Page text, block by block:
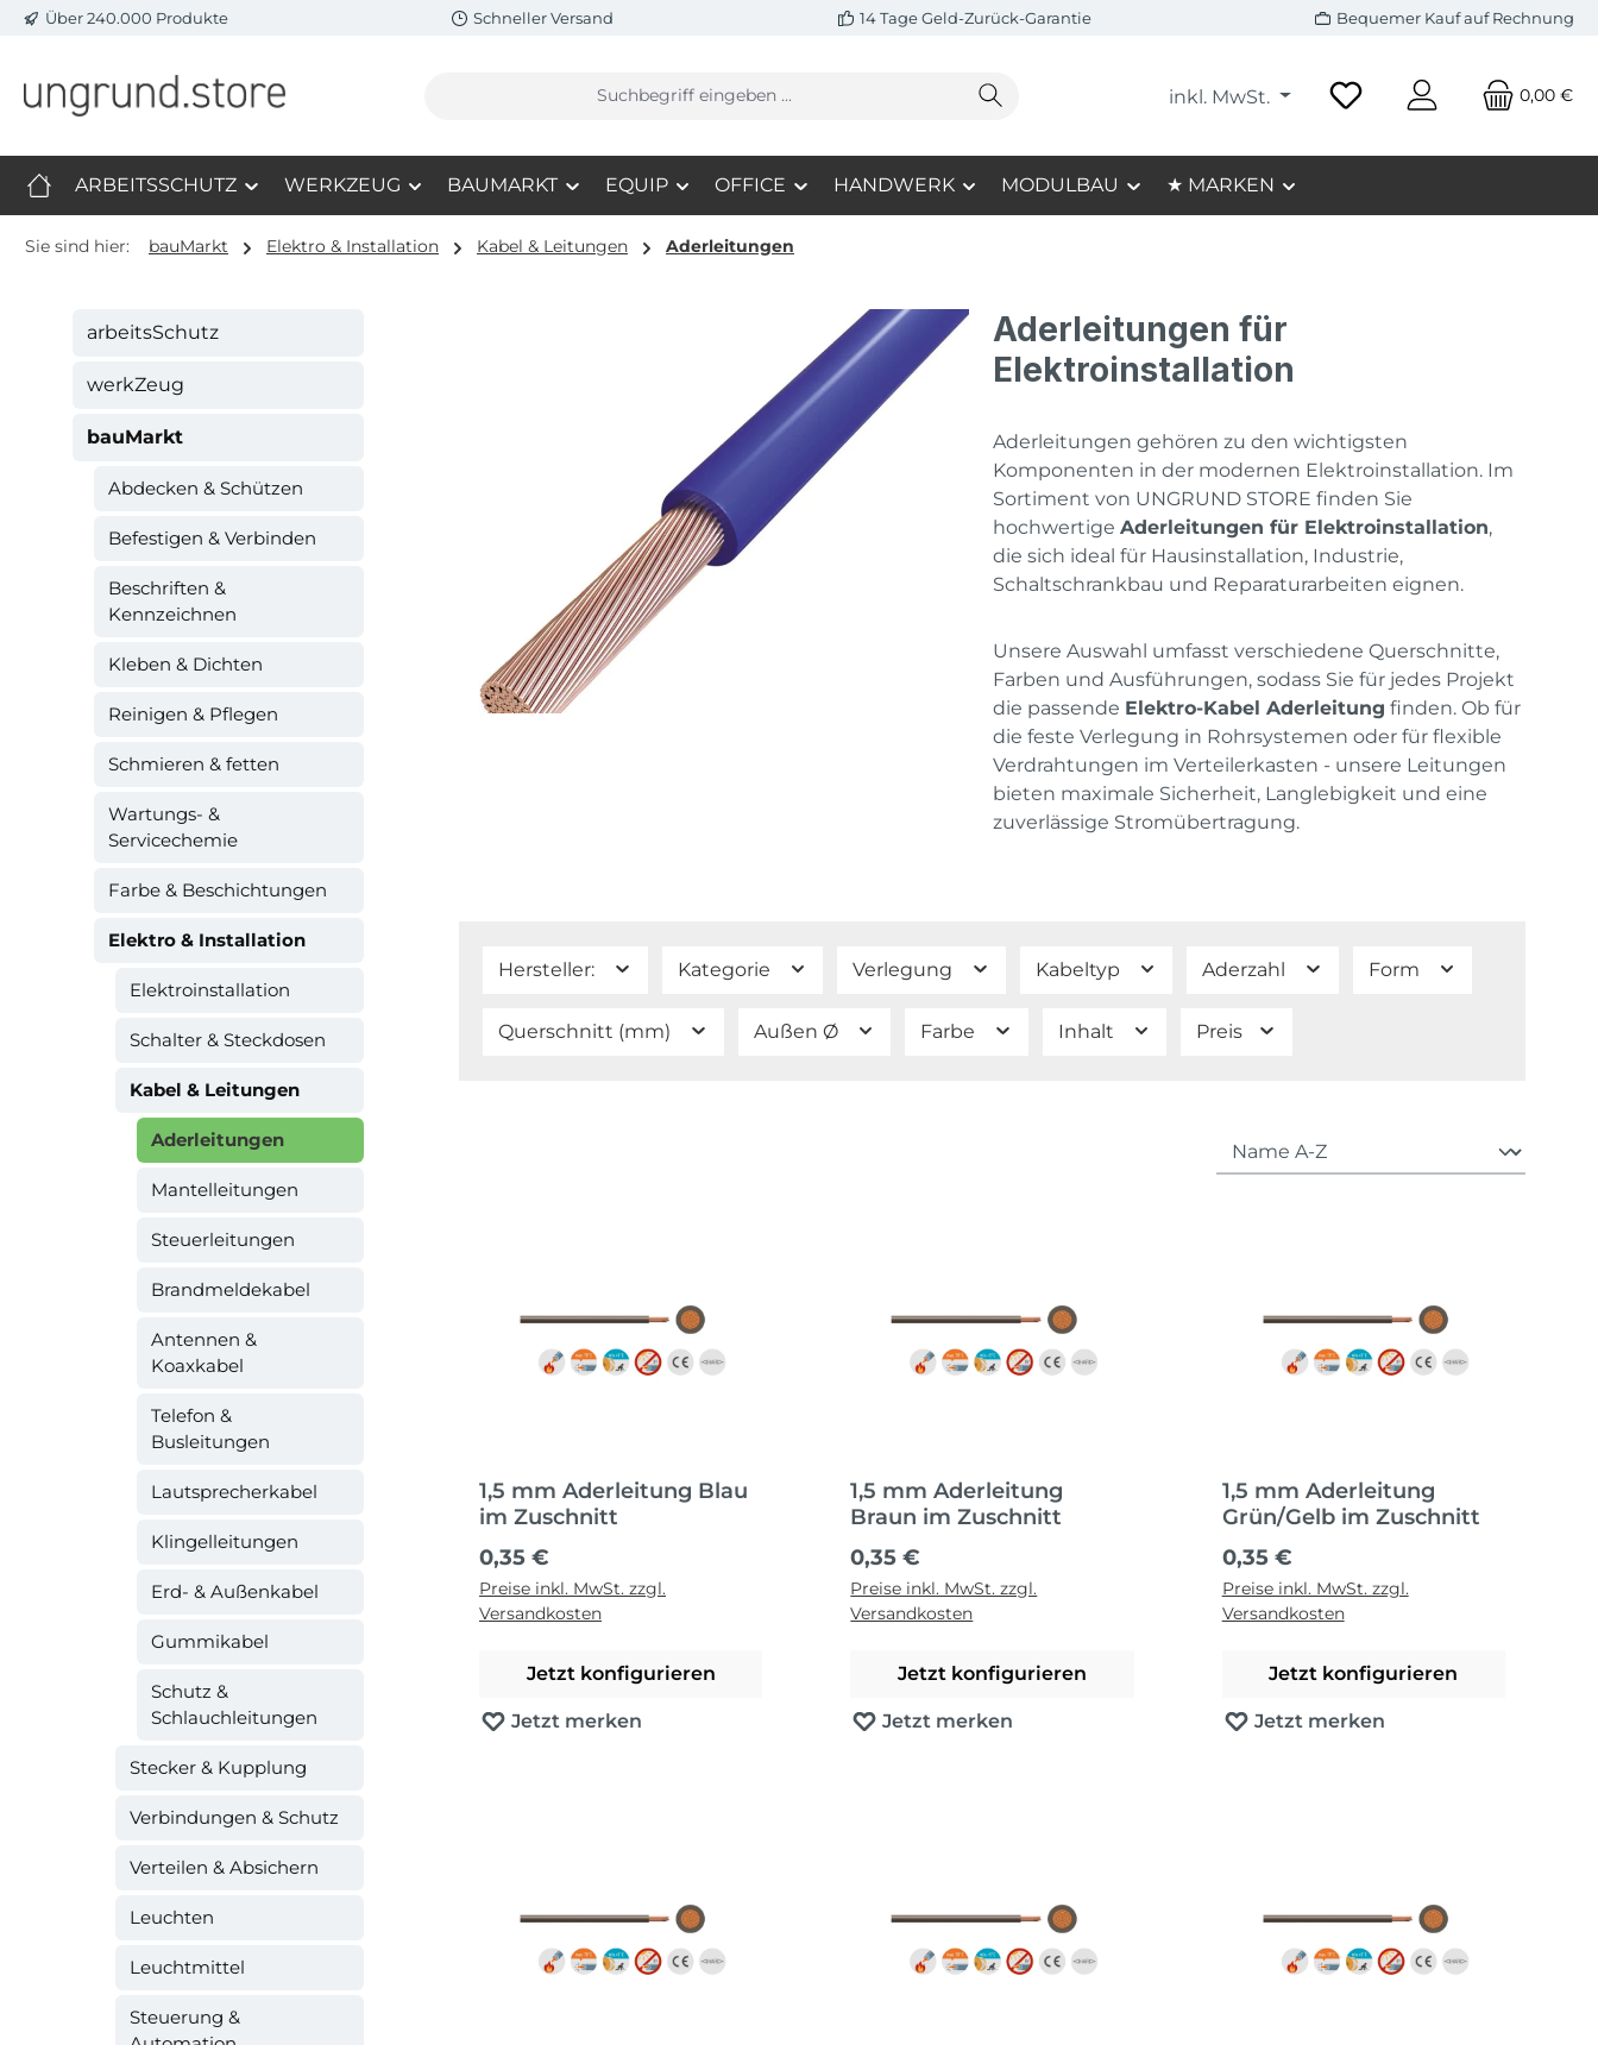
Hauptinhalt springen
Zur Suche springen
Zur Hauptnavigation springen
Über 240.000 Produkte Schneller Versand 14 Tage Geld-Zurück-Garantie Bequemer Kauf auf Rechnung
inkl. MwSt. 0,00 €
ARBEITSSCHUTZ WERKZEUG BAUMARKT EQUIP OFFICE HANDWERK MODULBAU ★ MARKEN
Sie sind hier: bauMarkt Elektro & Installation Kabel & Leitungen Aderleitungen
arbeitsSchutz
werkZeug
bauMarkt
Abdecken & Schützen
Befestigen & Verbinden
Beschriften &
Kennzeichnen
Kleben & Dichten
Reinigen & Pflegen
Schmieren & fetten
Wartungs- &
Servicechemie
Farbe & Beschichtungen
Elektro & Installation
Elektroinstallation
Schalter & Steckdosen
Kabel & Leitungen
Aderleitungen
Mantelleitungen
Steuerleitungen
Brandmeldekabel
Antennen &
Koaxkabel
Telefon &
Busleitungen
Lautsprecherkabel
Klingelleitungen
Erd- & Außenkabel
Gummikabel
Schutz &
Schlauchleitungen
Stecker & Kupplung
Verbindungen & Schutz
Verteilen & Absichern
Leuchten
Leuchtmittel
Steuerung &
Aderleitungen für
Elektroinstallation
Aderleitungen gehören zu den wichtigsten
Komponenten in der modernen Elektroinstallation. Im
Sortiment von UNGRUND STORE finden Sie
hochwertige Aderleitungen für Elektroinstallation,
die sich ideal für Hausinstallation, Industrie,
Schaltschrankbau und Reparaturarbeiten eignen.
Unsere Auswahl umfasst verschiedene Querschnitte,
Farben und Ausführungen, sodass Sie für jedes Projekt
die passende Elektro-Kabel Aderleitung finden. Ob für
die feste Verlegung in Rohrsystemen oder für flexible
Verdrahtungen im Verteilerkasten - unsere Leitungen
bieten maximale Sicherheit, Langlebigkeit und eine
zuverlässige Stromübertragung.
Hersteller: Kategorie Verlegung Kabeltyp Aderzahl Form
Querschnitt (mm) Außen Ø Farbe Inhalt Preis
1,5 mm Aderleitung Blau
im Zuschnitt
Regulärer Preis:
0,35 €
Preise inkl. MwSt. zzgl.
Versandkosten
Jetzt konfigurieren
Jetzt merken
1,5 mm Aderleitung
Braun im Zuschnitt
Regulärer Preis:
0,35 €
Preise inkl. MwSt. zzgl.
Versandkosten
Jetzt konfigurieren
Jetzt merken
1,5 mm Aderleitung
Grün/Gelb im Zuschnitt
Regulärer Preis:
0,35 €
Preise inkl. MwSt. zzgl.
Versandkosten
Jetzt konfigurieren
Jetzt merken